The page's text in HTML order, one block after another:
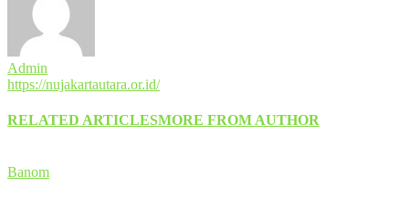
Admin
https://nujakartautara.or.id/
RELATED ARTICLESMORE FROM AUTHOR
Banom